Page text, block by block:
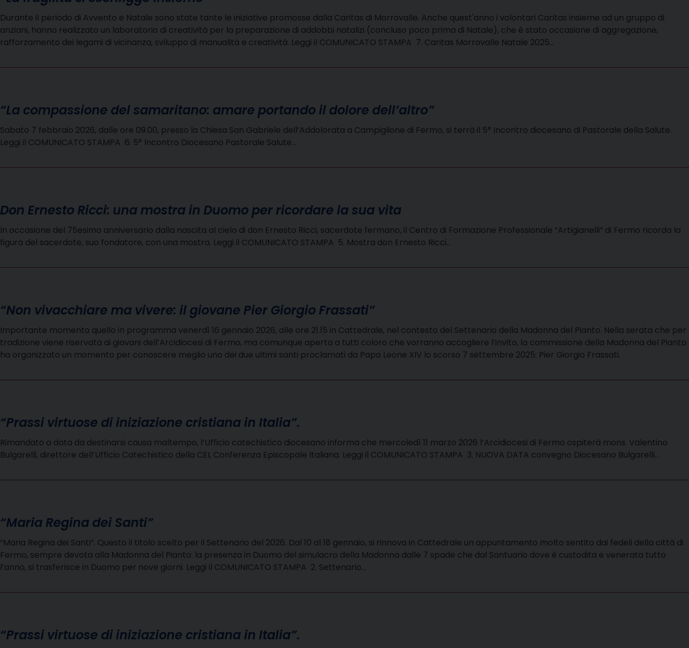
Durante il periodo di Avvento e Natale sono state tante le iniziative promosse dalla Caritas di Morrovalle. Anche quest'anno i volontari Caritas insieme ad un gruppo di
anziani, hanno realizzato un laboratorio di creatività per la preparazione di addobbi natalizi (concluso poco prima di Natale), che è stato occasione di aggregazione,
rafforzamento dei legami di vicinanza, sviluppo di manualità e creatività. Leggi il COMUNICATO STAMPA 7. Caritas Morrovalle Natale 2025…
“La compassione del samaritano: amare portando il dolore dell’altro”
Sabato 7 febbraio 2026, dalle ore 09.00, presso la Chiesa San Gabriele dell’Addolorata a Campiglione di Fermo, si terrà il 5° Incontro diocesano di Pastorale della Salute.
Leggi il COMUNICATO STAMPA 6. 5° Incontro Diocesano Pastorale Salute…
Don Ernesto Ricci: una mostra in Duomo per ricordare la sua vita
In occasione del 75esimo anniversario dalla nascita al cielo di don Ernesto Ricci, sacerdote fermano, il Centro di Formazione Professionale “Artigianelli” di Fermo ricorda la
figura del sacerdote, suo fondatore, con una mostra. Leggi il COMUNICATO STAMPA 5. Mostra don Ernesto Ricci…
“Non vivacchiare ma vivere: il giovane Pier Giorgio Frassati”
Importante momento quello in programma venerdì 16 gennaio 2026, alle ore 21.15 in Cattedrale, nel contesto del Settenario della Madonna del Pianto. Nella serata che per
tradizione viene riservata ai giovani dell’Arcidiocesi di Fermo, ma comunque aperta a tutti coloro che vorranno accogliere l’invito, la commissione della Madonna del Pianto
ha organizzato un momento per conoscere meglio uno dei due ultimi santi proclamati da Papa Leone XIV lo scorso 7 settembre 2025: Pier Giorgio Frassati.
“Prassi virtuose di iniziazione cristiana in Italia”.
Rimandato a data da destinarsi causa maltempo, l’Ufficio catechistico diocesano informa che mercoledì 11 marzo 2026 l’Arcidiocesi di Fermo ospiterà mons. Valentino
Bulgarelli, direttore dell’Ufficio Catechistico della CEI, Conferenza Episcopale Italiana. Leggi il COMUNICATO STAMPA 3. NUOVA DATA convegno Diocesano Bulgarelli…
“Maria Regina dei Santi”
“Maria Regina dei Santi”. Questo il titolo scelto per il Settenario del 2026. Dal 10 al 18 gennaio, si rinnova in Cattedrale un appuntamento molto sentito dai fedeli della città di
Fermo, sempre devota alla Madonna del Pianto: la presenza in Duomo del simulacro della Madonna dalle 7 spade che dal Santuario dove è custodita e venerata tutto
l’anno, si trasferisce in Duomo per nove giorni. Leggi il COMUNICATO STAMPA 2. Settenario…
“Prassi virtuose di iniziazione cristiana in Italia”.